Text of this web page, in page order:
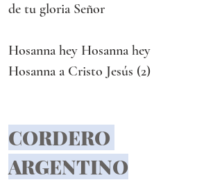
de tu gloria Señor
Hosanna hey Hosanna hey
Hosanna a Cristo Jesús (2)
CORDERO
ARGENTINO